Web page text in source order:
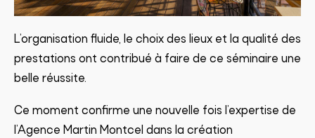
L’organisation fluide, le choix des lieux et la qualité des
prestations ont contribué à faire de ce séminaire une
belle réussite.
Ce moment confirme une nouvelle fois l’expertise de
l’Agence Martin Montcel dans la création